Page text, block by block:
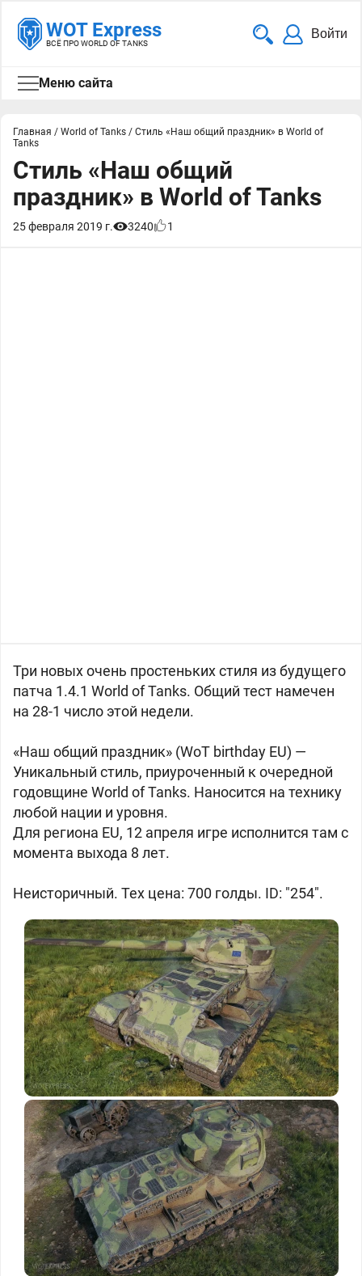
WOT Express
ВСЁ ПРО WORLD OF TANKS
Войти
Меню сайта
Главная / World of Tanks / Стиль «Наш общий праздник» в World of
Tanks
Стиль «Наш общий
праздник» в World of Tanks
25 февраля 2019 г. 3240 1
Три новых очень простеньких стиля из будущего
патча 1.4.1 World of Tanks. Общий тест намечен
на 28-1 число этой недели.
«Наш общий праздник» (WoT birthday EU) —
Уникальный стиль, приуроченный к очередной
годовщине World of Tanks. Наносится на технику
любой нации и уровня.
Для региона EU, 12 апреля игре исполнится там с
момента выхода 8 лет.
Неисторичный. Тех цена: 700 голды. ID: "254".